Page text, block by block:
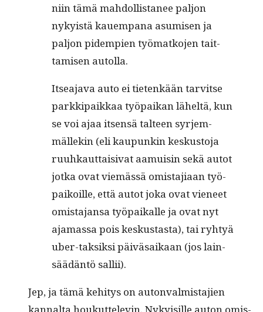
niin tämä mah­dol­lis­ta­nee paljon
nyky­istä kauem­pana asumisen ja
paljon pidem­pi­en työ­matko­jen tait­
tamisen autolla.
Itsea­ja­va auto ei tietenkään tarvitse
parkkipaikkaa työ­paikan läheltä, kun
se voi ajaa itsen­sä tal­teen syr­jem­
mällekin (eli kaupunkin keskus­to­ja
ruuhkaut­taisi­vat aamuisin sekä autot
jot­ka ovat viemässä omis­ta­ji­aan työ­
paikoille, että autot joka ovat vie­neet
omis­ta­jansa työ­paikalle ja ovat nyt
aja­mas­sa pois keskus­tas­ta), tai ryhtyä
uber-tak­sik­si päivä­saikaan (jos lain­
säädän­tö sallii).
Jep, ja tämä kehi­tys on auton­va­lmis­ta­jien
kannal­ta houkut­televin. Nyky­isille auton omis­